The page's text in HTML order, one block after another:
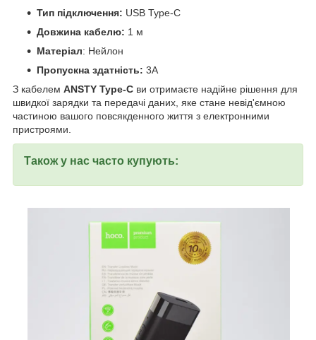
Тип підключення: USB Type-C
Довжина кабелю: 1 м
Матеріал: Нейлон
Пропускна здатність: 3A
З кабелем ANSTY Type-C ви отримаєте надійне рішення для
швидкої зарядки та передачі даних, яке стане невід'ємною
частиною вашого повсякденного життя з електронними
пристроями.
Також у нас часто купують: